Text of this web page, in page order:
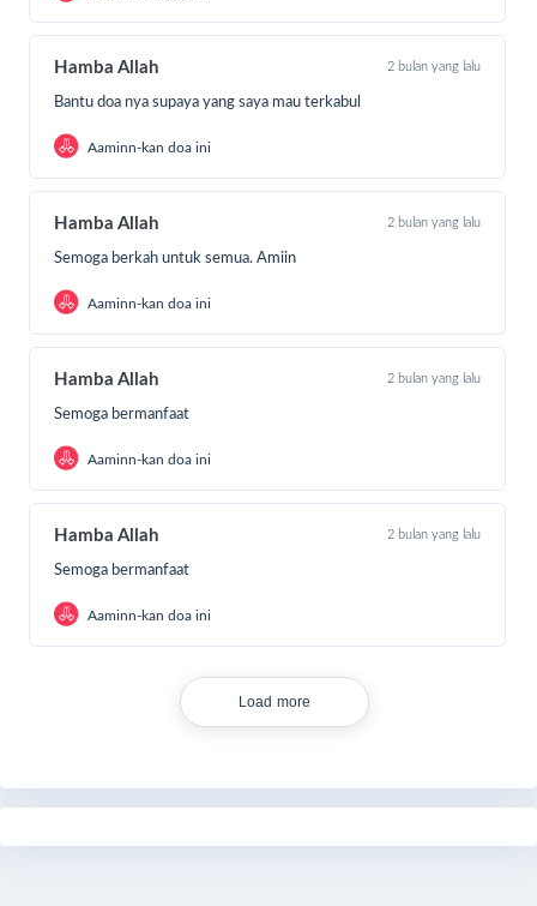
Hamba Allah 2 bulan yang lalu
Bantu doa nya supaya yang saya mau terkabul
Aaminn-kan doa ini
Hamba Allah 2 bulan yang lalu
Semoga berkah untuk semua. Amiin
Aaminn-kan doa ini
Hamba Allah 2 bulan yang lalu
Semoga bermanfaat
Aaminn-kan doa ini
Hamba Allah 2 bulan yang lalu
Semoga bermanfaat
Aaminn-kan doa ini
Load more